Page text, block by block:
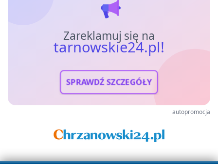
Zareklamuj się na
tarnowskie24.pl!
SPRAWDŹ SZCZEGÓŁY
autopromocja